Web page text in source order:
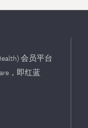
会员平台
，即红蓝